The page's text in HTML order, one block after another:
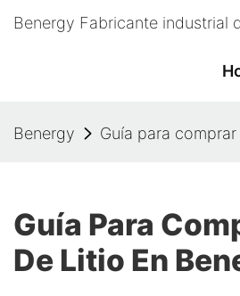
Benergy Fabricante industrial
Benergy Guía para
Guía Para
De Litio En